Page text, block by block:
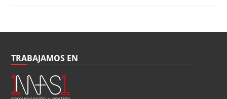
TRABAJAMOS EN